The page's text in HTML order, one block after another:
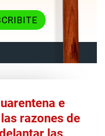
e
razones de